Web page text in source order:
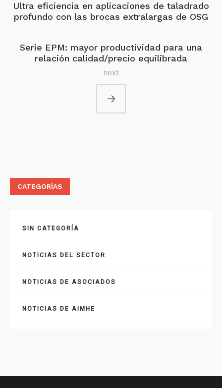
Ultra eficiencia en aplicaciones de taladrado
profundo con las brocas extralargas de OSG
Serie EPM: mayor productividad para una
relación calidad/precio equilibrada
next
CATEGORÍAS
SIN CATEGORÍA
NOTICIAS DEL SECTOR
NOTICIAS DE ASOCIADOS
NOTICIAS DE AIMHE